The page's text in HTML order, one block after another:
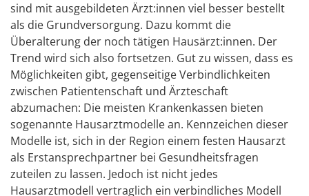
sind mit ausgebildeten Ärzt:innen viel besser bestellt
als die Grundversorgung. Dazu kommt die
Überalterung der noch tätigen Hausärzt:innen. Der
Trend wird sich also fortsetzen. Gut zu wissen, dass es
Möglichkeiten gibt, gegenseitige Verbindlichkeiten
zwischen Patientenschaft und Ärzteschaft
abzumachen: Die meisten Krankenkassen bieten
sogenannte Hausarztmodelle an. Kennzeichen dieser
Modelle ist, sich in der Region einem festen Hausarzt
als Erstansprechpartner bei Gesundheitsfragen
zuteilen zu lassen. Jedoch ist nicht jedes
Hausarztmodell vertraglich ein verbindliches Modell